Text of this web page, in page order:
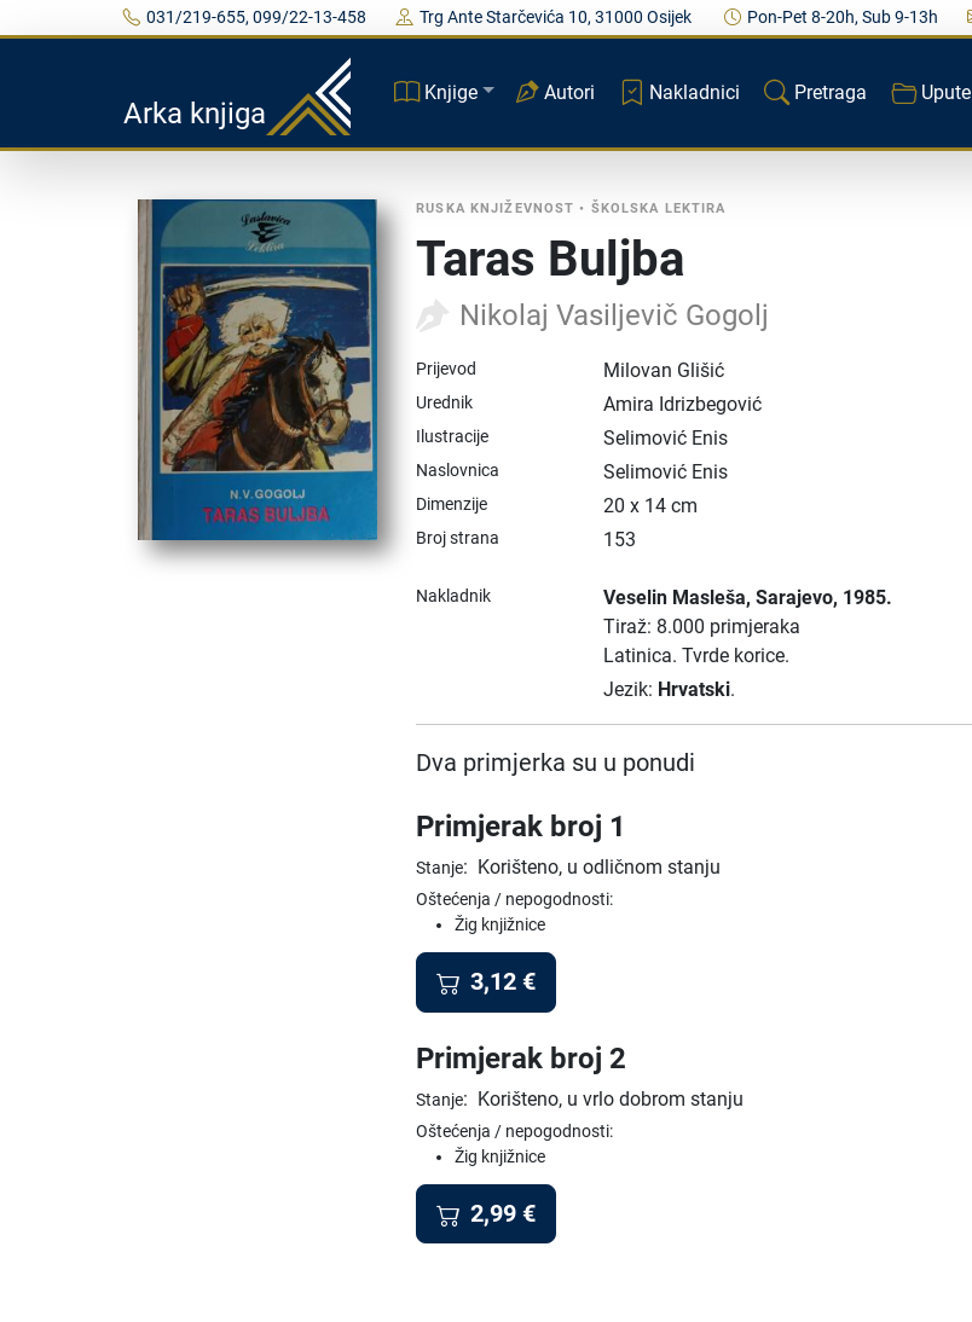
031/219-655, 099/22-13-458 Trg Ante Starčevića 10, 31000 Osijek Pon-Pet 8-20h, Sub 9-13h
Arka knjiga
Knjige Autori Nakladnici Pretraga Upute
RUSKA KNJIŽEVNOST • ŠKOLSKA LEKTIRA
Taras Buljba
Nikolaj Vasiljevič Gogolj
Prijevod Milovan Glišić
Urednik Amira Idrizbegović
Ilustracije Selimović Enis
Naslovnica Selimović Enis
Dimenzije 20 x 14 cm
Broj strana 153
Nakladnik Veselin Masleša, Sarajevo, 1985.
Tiraž: 8.000 primjeraka
Latinica. Tvrde korice.
Jezik: Hrvatski.
Dva primjerka su u ponudi
Primjerak broj 1
Stanje: Korišteno, u odličnom stanju
Oštećenja / nepogodnosti:
Žig knjižnice
3,12 €
Primjerak broj 2
Stanje: Korišteno, u vrlo dobrom stanju
Oštećenja / nepogodnosti:
Žig knjižnice
2,99 €